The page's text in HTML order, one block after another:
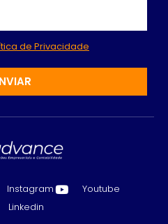
de Privacidade
Instagram
Youtube
Linkedin